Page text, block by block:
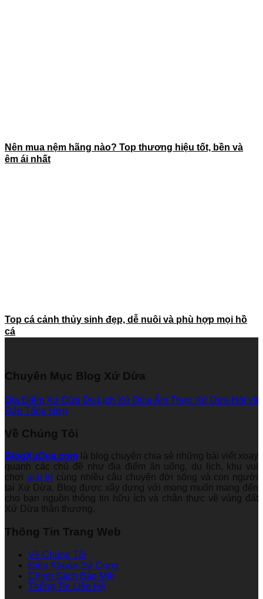
Nên mua nệm hãng nào? Top thương hiệu tốt, bền và
êm ái nhất
Top cá cảnh thủy sinh đẹp, dễ nuôi và phù hợp mọi hồ
cá
Chuyên Mục Blog Xứ Dừa
Địa Điểm Xứ Dừa Du Lịch Xứ Dừa Ẩm Thực Xứ Dừa Hỏi và
Đáp Tổng Hợp
Về Chúng Tôi
BlogXuDua.com là blog chuyên chia sẻ những bài viết xoay
quanh các chủ đề như địa điểm ăn uống, du lịch, khu vui
chơi giải trí cùng nhiều câu chuyện đời sống và con người
tại Xứ Dừa. Blog được xây dựng với mong muốn mang đến
cho bạn nguồn thông tin hữu ích và chân thực về vùng đất
Xứ Dừa thân thương.
Thông Tin Trang Web
Về Chúng Tôi
Điều Khoản Sử Dụng
Chính Sách Bảo Mật
Thông Tin Liên Hệ